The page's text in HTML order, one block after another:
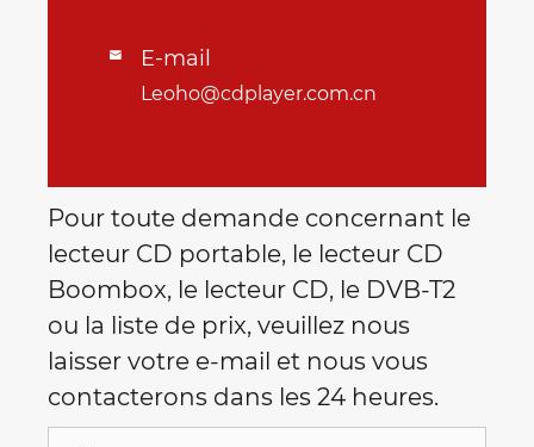
 E-mail
Leoho@cdplayer.com.cn
Pour toute demande concernant le
lecteur CD portable, le lecteur CD
Boombox, le lecteur CD, le DVB-T2
ou la liste de prix, veuillez nous
laisser votre e-mail et nous vous
contacterons dans les 24 heures.